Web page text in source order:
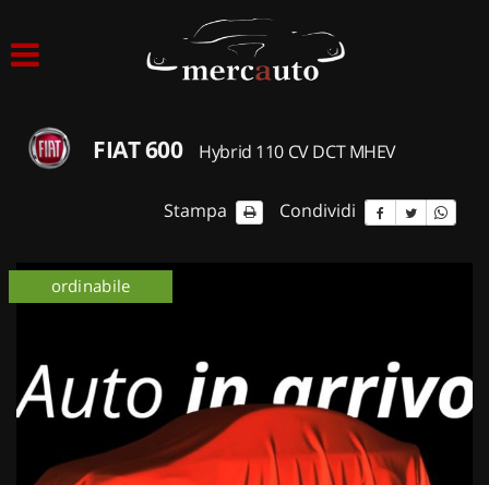
ACQUISTIAMO USATO
NOLEGGIO AUTO
NOLEGGIO BREVE TERMINE
CONTATTI
FIAT 600 Hybrid 110 CV DCT MHEV
Stampa Condividi
ordinabile